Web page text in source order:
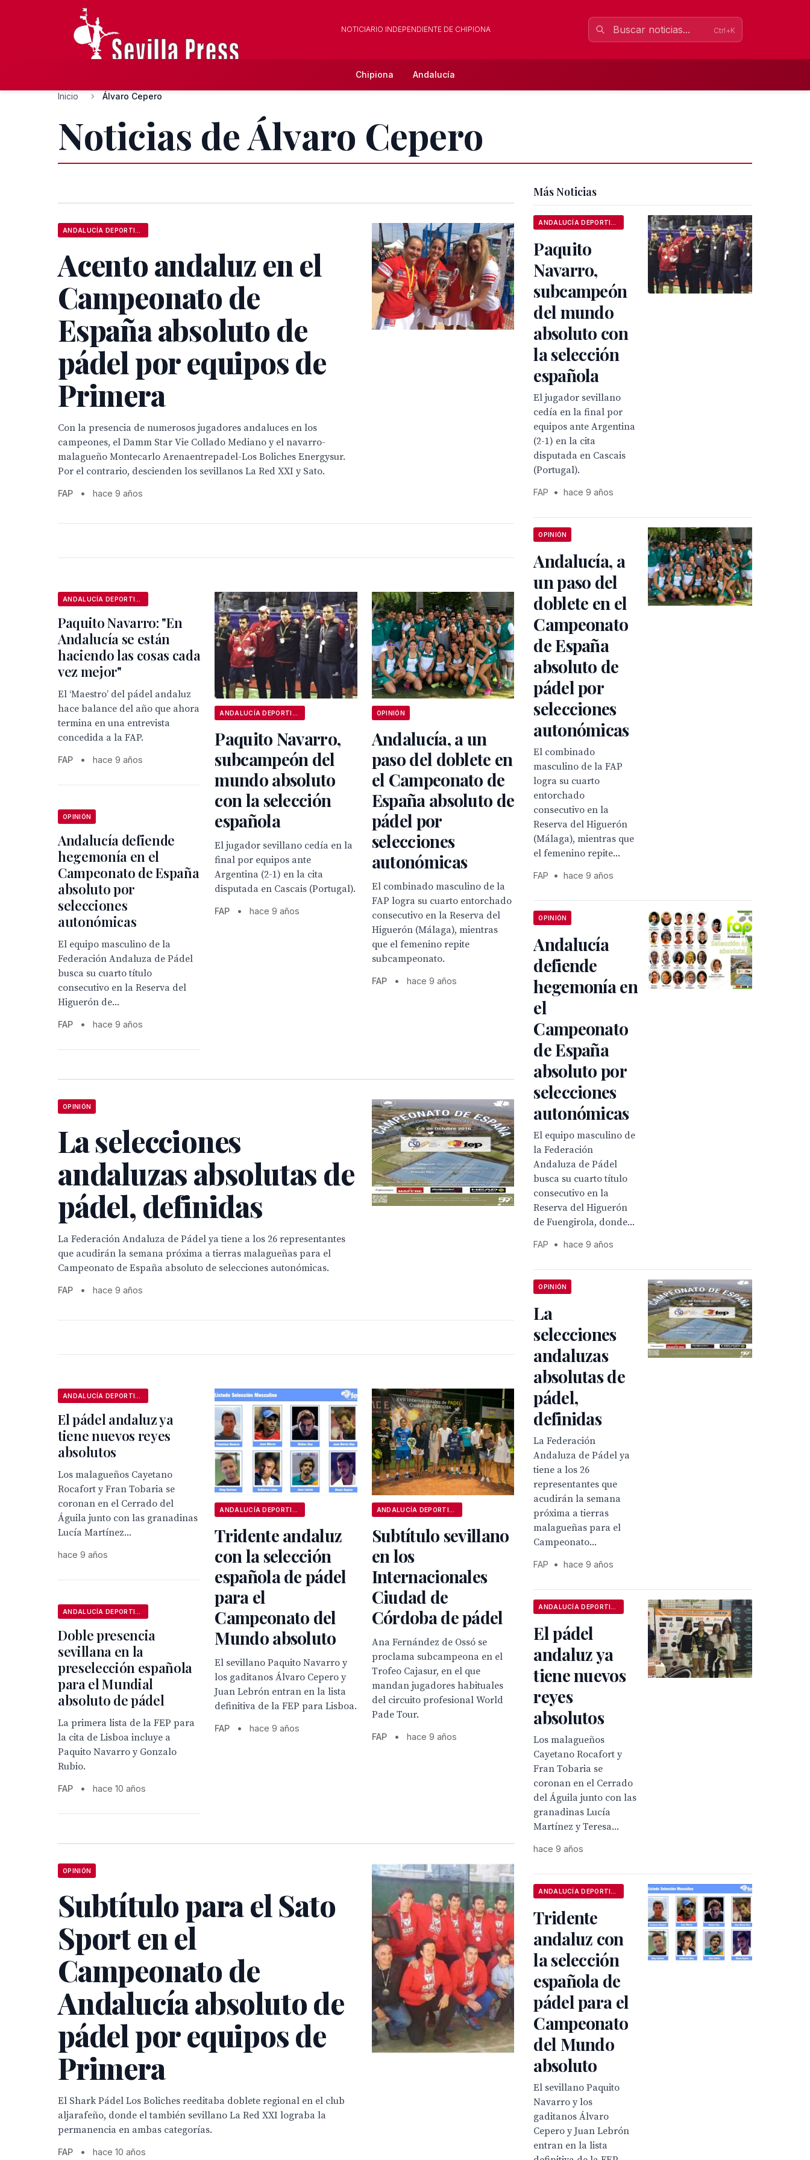
NOTICIARIO INDEPENDIENTE DE CHIPIONA Ctrl+K
Chipiona Andalucía
Inicio Álvaro Cepero
Noticias de Álvaro Cepero
Acento andaluz en el
Campeonato de
España absoluto de
pádel por equipos de
Primera
Con la presencia de numerosos jugadores andaluces en los
campeones, el Damm Star Vie Collado Mediano y el navarro-
malagueño Montecarlo Arenaentrepadel-Los Boliches Energysur.
Por el contrario, descienden los sevillanos La Red XXI y Sato.
FAP • hace 9 años
Paquito Navarro: "En
Andalucía se están
haciendo las cosas cada
vez mejor"
El ‘Maestro’ del pádel andaluz
hace balance del año que ahora
termina en una entrevista
concedida a la FAP.
FAP • hace 9 años
Paquito Navarro,
subcampeón del
mundo absoluto
con la selección
española
El jugador sevillano cedía en la
final por equipos ante
Argentina (2-1) en la cita
disputada en Cascais (Portugal).
FAP • hace 9 años
OPINIÓN
Andalucía, a un
paso del doblete en
el Campeonato de
España absoluto de
pádel por
selecciones
autonómicas
El combinado masculino de la
FAP logra su cuarto entorchado
consecutivo en la Reserva del
Higuerón (Málaga), mientras
que el femenino repite
subcampeonato.
FAP • hace 9 años
OPINIÓN
Andalucía defiende
hegemonía en el
Campeonato de España
absoluto por
selecciones
autonómicas
El equipo masculino de la
Federación Andaluza de Pádel
busca su cuarto título
consecutivo en la Reserva del
Higuerón de...
FAP • hace 9 años
OPINIÓN
La selecciones
andaluzas absolutas de
pádel, definidas
La Federación Andaluza de Pádel ya tiene a los 26 representantes
que acudirán la semana próxima a tierras malagueñas para el
Campeonato de España absoluto de selecciones autonómicas.
FAP • hace 9 años
El pádel andaluz ya
tiene nuevos reyes
absolutos
Los malagueños Cayetano
Rocafort y Fran Tobaria se
coronan en el Cerrado del
Águila junto con las granadinas
Lucía Martínez...
hace 9 años
Tridente andaluz
con la selección
española de pádel
para el
Campeonato del
Mundo absoluto
El sevillano Paquito Navarro y
los gaditanos Álvaro Cepero y
Juan Lebrón entran en la lista
definitiva de la FEP para Lisboa.
FAP • hace 9 años
Subtítulo sevillano
en los
Internacionales
Ciudad de
Córdoba de pádel
Ana Fernández de Ossó se
proclama subcampeona en el
Trofeo Cajasur, en el que
mandan jugadores habituales
del circuito profesional World
Pade Tour.
FAP • hace 9 años
Doble presencia
sevillana en la
preselección española
para el Mundial
absoluto de pádel
La primera lista de la FEP para
la cita de Lisboa incluye a
Paquito Navarro y Gonzalo
Rubio.
FAP • hace 10 años
OPINIÓN
Subtítulo para el Sato
Sport en el
Campeonato de
Andalucía absoluto de
pádel por equipos de
Primera
El Shark Pádel Los Boliches reeditaba doblete regional en el club
aljarafeño, donde el también sevillano La Red XXI lograba la
permanencia en ambas categorías.
FAP • hace 10 años
Más Noticias
Paquito
Navarro,
subcampeón
del mundo
absoluto con
la selección
española
El jugador sevillano
cedía en la final por
equipos ante Argentina
(2-1) en la cita
disputada en Cascais
(Portugal).
FAP • hace 9 años
OPINIÓN
Andalucía, a
un paso del
doblete en el
Campeonato
de España
absoluto de
pádel por
selecciones
autonómicas
El combinado
masculino de la FAP
logra su cuarto
entorchado
consecutivo en la
Reserva del Higuerón
(Málaga), mientras que
el femenino repite...
FAP • hace 9 años
OPINIÓN
Andalucía
defiende
hegemonía en
el
Campeonato
de España
absoluto por
selecciones
autonómicas
El equipo masculino de
la Federación
Andaluza de Pádel
busca su cuarto título
consecutivo en la
Reserva del Higuerón
de Fuengirola, donde...
FAP • hace 9 años
OPINIÓN
La
selecciones
andaluzas
absolutas de
pádel,
definidas
La Federación
Andaluza de Pádel ya
tiene a los 26
representantes que
acudirán la semana
próxima a tierras
malagueñas para el
Campeonato...
FAP • hace 9 años
El pádel
andaluz ya
tiene nuevos
reyes
absolutos
Los malagueños
Cayetano Rocafort y
Fran Tobaria se
coronan en el Cerrado
del Águila junto con las
granadinas Lucía
Martínez y Teresa...
hace 9 años
Tridente
andaluz con
la selección
española de
pádel para el
Campeonato
del Mundo
absoluto
El sevillano Paquito
Navarro y los
gaditanos Álvaro
Cepero y Juan Lebrón
entran en la lista